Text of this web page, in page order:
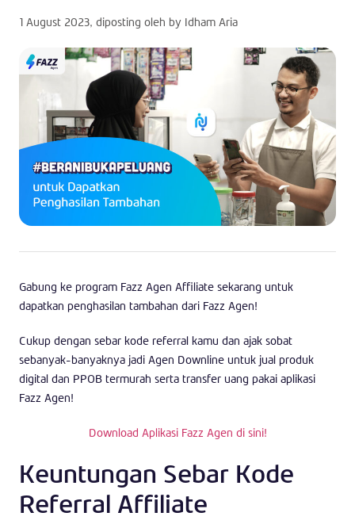
1 August 2023, diposting oleh by Idham Aria
Gabung ke program Fazz Agen Affiliate sekarang untuk
dapatkan penghasilan tambahan dari Fazz Agen!
Cukup dengan sebar kode referral kamu dan ajak sobat
sebanyak-banyaknya jadi Agen Downline untuk jual produk
digital dan PPOB termurah serta transfer uang pakai aplikasi
Fazz Agen!
Download Aplikasi Fazz Agen di sini!
Keuntungan Sebar Kode
Referral Affiliate